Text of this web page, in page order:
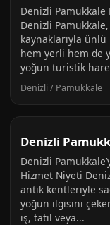
Denizli
Denizli
kaynaklarıyla
hem yerli hem de
yoğun turistik
Denizli / Pamukkale
Denizli
Denizli
Hizmet Niyeti
antik kentleriyle
yoğun ilgisini
iş, tatil veya...